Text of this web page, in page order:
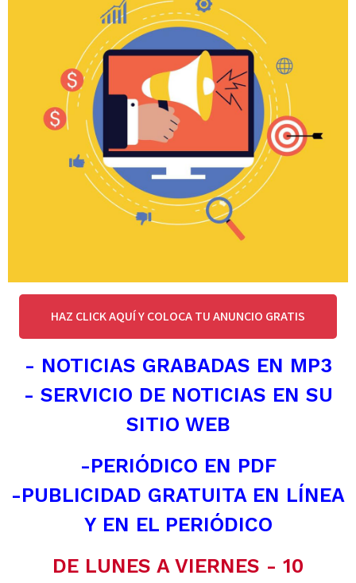
HAZ CLICK AQUÍ Y COLOCA TU ANUNCIO GRATIS
- NOTICIAS GRABADAS EN MP3
- SERVICIO DE NOTICIAS EN SU
SITIO WEB
-PERIÓDICO EN PDF
-PUBLICIDAD GRATUITA EN LÍNEA
Y EN EL PERIÓDICO
DE LUNES A VIERNES - 10